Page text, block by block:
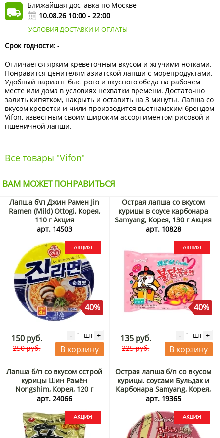
Ближайшая доставка по Москве
10.08.26 10:00 - 22:00
УСЛОВИЯ ДОСТАВКИ И ОПЛАТЫ
Срок годности: -
Отличается ярким креветочным вкусом и жгучими нотками.
Понравится ценителям азиатской лапши с морепродуктами.
Удобный вариант быстрого и вкусного обеда на рабочем
месте или дома в условиях нехватки времени. Достаточно
залить кипятком, накрыть и оставить на 3 минуты. Лапша со
вкусом креветки и чили производится вьетнамским брендом
Vifon, известным своим широким ассортиментом рисовой и
пшеничной лапши.
Все товары "Vifon"
ВАМ МОЖЕТ ПОНРАВИТЬСЯ
Лапша б\п Джин Рамен Jin
Ramen (Mild) Ottogi, Корея,
110 г Акция
арт. 14503
40%
150 руб.
250 руб.
- шт +
В корзину
Острая лапша со вкусом
курицы в соусе карбонара
Samyang, Корея, 130 г Акция
арт. 10828
40%
135 руб.
225 руб.
- шт +
В корзину
Лапша б/п со вкусом острой
курицы Шин Рамён
Nongshim, Корея, 120 г
Акция
арт. 24066
Острая лапша б/п со вкусом
курицы, соусами Бульдак и
Карбонара Samyang, Корея,
120 г Акция
арт. 19365